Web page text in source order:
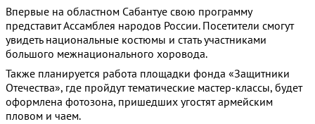
Впервые на областном Сабантуе свою программу
представит Ассамблея народов России. Посетители смогут
увидеть национальные костюмы и стать участниками
большого межнационального хоровода.
Также планируется работа площадки фонда «Защитники
Отечества», где пройдут тематические мастер-классы, будет
оформлена фотозона, пришедших угостят армейским
пловом и чаем.